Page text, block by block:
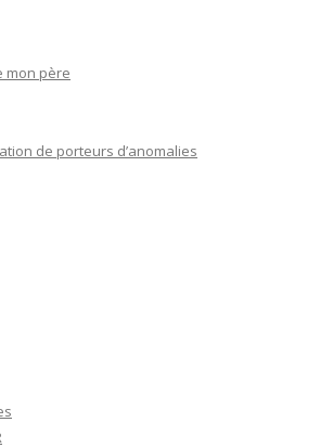
mon père
de porteurs d’anomalies